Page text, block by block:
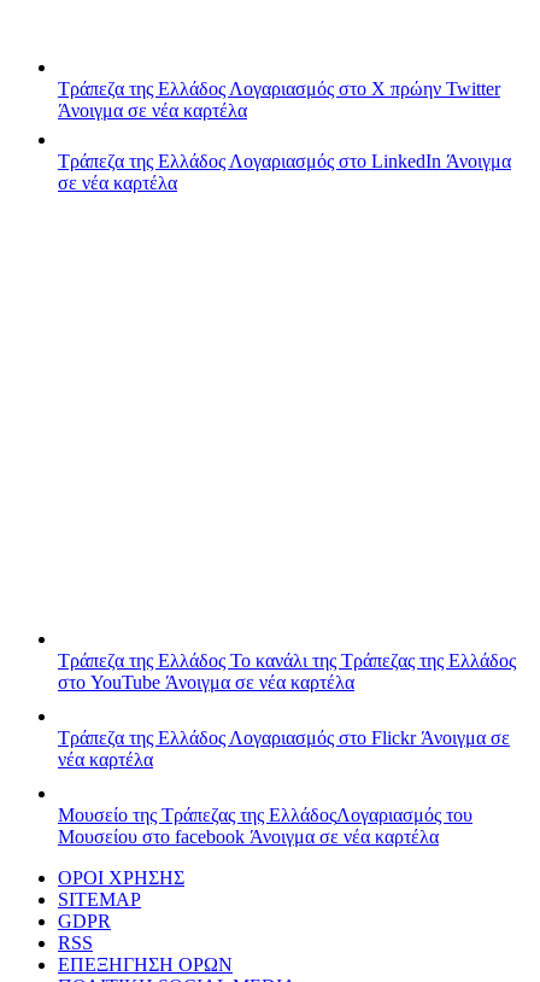
Τράπεζα της Ελλάδος Λογαριασμός στο X πρώην Twitter
Άνοιγμα σε νέα καρτέλα
Τράπεζα της Ελλάδος Λογαριασμός στο LinkedIn Άνοιγμα
σε νέα καρτέλα
Τράπεζα της Ελλάδος Το κανάλι της Τράπεζας της Ελλάδος
στο YouTube Άνοιγμα σε νέα καρτέλα
Τράπεζα της Ελλάδος Λογαριασμός στο FlickrΆνοιγμα σε
νέα καρτέλα
Μουσείο της Τράπεζας της ΕλλάδοςΛογαριασμός του
Μουσείου στο facebook Άνοιγμα σε νέα καρτέλα
ΟΡΟΙ ΧΡΗΣΗΣ
SITEMAP
GDPR
RSS
ΕΠΕΞΗΓΗΣΗ ΟΡΩΝ